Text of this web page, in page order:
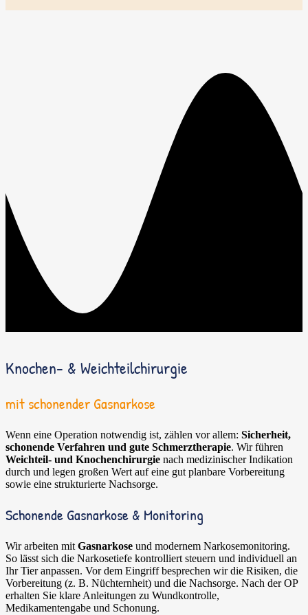
Knochen- & Weichteilchirurgie
mit schonender Gasnarkose
Wenn eine Operation notwendig ist, zählen vor allem: Sicherheit,
schonende Verfahren und gute Schmerztherapie. Wir führen
Weichteil- und Knochenchirurgie nach medizinischer Indikation
durch und legen großen Wert auf eine gut planbare Vorbereitung
sowie eine strukturierte Nachsorge.
Schonende Gasnarkose & Monitoring
Wir arbeiten mit Gasnarkose und modernem Narkosemonitoring.
So lässt sich die Narkosetiefe kontrolliert steuern und individuell an
Ihr Tier anpassen. Vor dem Eingriff besprechen wir die Risiken, die
Vorbereitung (z. B. Nüchternheit) und die Nachsorge. Nach der OP
erhalten Sie klare Anleitungen zu Wundkontrolle,
Medikamentengabe und Schonung.